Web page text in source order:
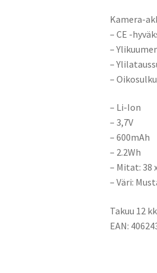
Kamera-
– CE -
–
–
–
– Li-Ion
– 3,7V
– 600mAh
– 2.2Wh
– Mitat: 38
– Väri:
Takuu 12
EAN: